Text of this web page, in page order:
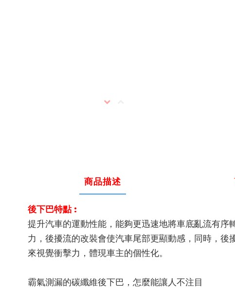
商品描述
後下巴特點 :
提升汽車的運動性能，能夠更迅速地將車底亂流有
力，後擾流的改裝會使汽車尾部更顯動感，同時，
來視覺衝擊力，體現車主的個性化。
霸氣測漏的碳纖維後下巴，怎麼能讓人不注目